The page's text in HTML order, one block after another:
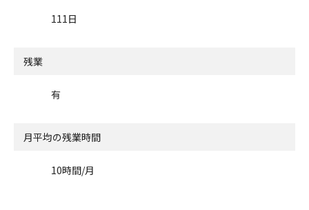
111日
残業
有
月平均の残業時間
10時間/月